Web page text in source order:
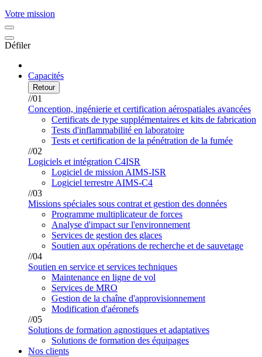
Votre mission
Défiler
Capacités
Retour
//01
Conception, ingénierie et certification aérospatiales avancées
Certificats de type supplémentaires et kits de fabrication
Tests d'inflammabilité en laboratoire
Tests et certification de la pénétration de la fumée
//02
Logiciels et intégration C4ISR
Logiciel de mission AIMS-ISR
Logiciel terrestre AIMS-C4
//03
Missions spéciales sous contrat et gestion des données
Programme multiplicateur de forces
Analyse d'impact sur l'environnement
Services de gestion des glaces
Soutien aux opérations de recherche et de sauvetage
//04
Soutien en service et services techniques
Maintenance en ligne de vol
Services de MRO
Gestion de la chaîne d'approvisionnement
Modification d'aéronefs
//05
Solutions de formation agnostiques et adaptatives
Solutions de formation des équipages
Nos clients